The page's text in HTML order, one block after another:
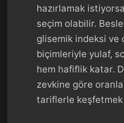
hazırlamak
seçim olabilir.
glisemik indeksi ve
biçimleriyle yulaf,
hem hafiflik katar.
zevkine göre
tariflerle